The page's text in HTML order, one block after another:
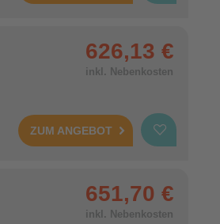
626,13 €
inkl. Nebenkosten
ZUM ANGEBOT
651,70 €
inkl. Nebenkosten